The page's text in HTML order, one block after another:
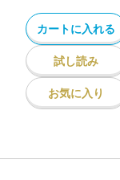
カートに入れる
試し読み
お気に入り